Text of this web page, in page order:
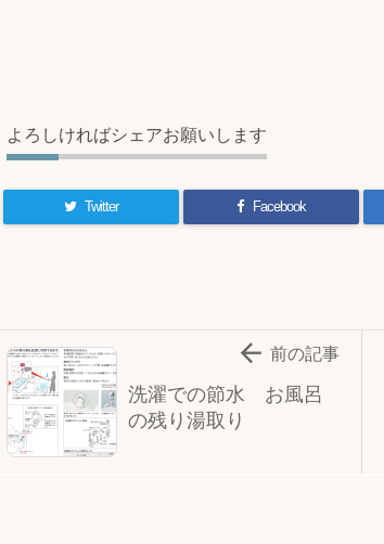
よろしければシェアお願いします
Twitter Facebook
洗濯での節水 お風呂
の残り湯取り
 前の記事